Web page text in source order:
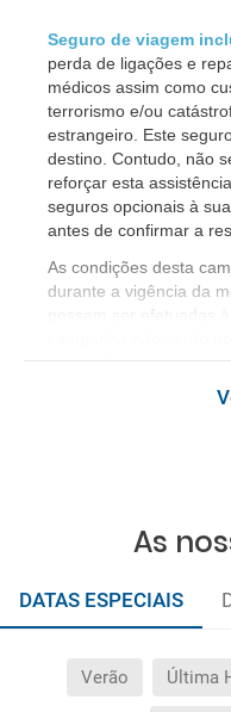
Seguro de viagem
perda de ligações e
médicos assim como
terrorismo e/ou
estrangeiro. Este
destino. Contudo, não
reforçar esta
seguros opcionais à
antes de confirmar a
​As condições desta
durante a vigência da
possam ser efetuadas
As
DATAS ESPECIAIS
Verão Última